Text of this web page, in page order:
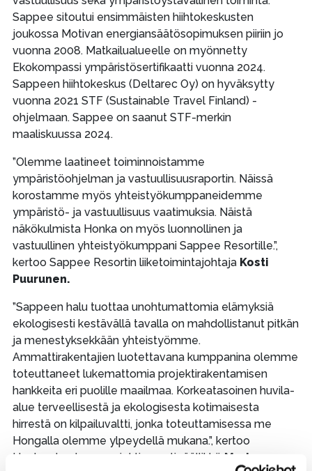
Sappee sitoutui ensimmäisten hiihtokeskusten
joukossa Motivan energiansäätösopimuksen piiriin jo
vuonna 2008. Matkailualueelle on myönnetty
Ekokompassi ympäristösertifikaatti vuonna 2024.
Sappeen hiihtokeskus (Deltarec Oy) on hyväksytty
vuonna 2021 STF (Sustainable Travel Finland) -
ohjelmaan. Sappee on saanut STF-merkin
maaliskuussa 2024.
”Olemme laatineet toiminnoistamme
ympäristöohjelman ja vastuullisuusraportin. Näissä
korostamme myös yhteistyökumppaneidemme
ympäristö- ja vastuullisuus vaatimuksia. Näistä
näkökulmista Honka on myös luonnollinen ja
vastuullinen yhteistyökumppani Sappee Resortille.”,
kertoo Sappee Resortin liiketoimintajohtaja Kosti
Puurunen.
”Sappeen halu tuottaa unohtumattomia elämyksiä
ekologisesti kestävällä tavalla on mahdollistanut pitkän
ja menestyksekkään yhteistyömme.
Ammattirakentajien luotettavana kumppanina olemme
toteuttaneet lukemattomia projektirakentamisen
hankkeita eri puolille maailmaa. Korkeatasoinen huvila-
alue terveellisestä ja ekologisesta kotimaisesta
hirrestä on kilpailuvaltti, jonka toteuttamisessa me
Hongalla olemme ylpeydellä mukana.”, kertoo
Honkarakenteen projektimyyntipäällikkö Markus